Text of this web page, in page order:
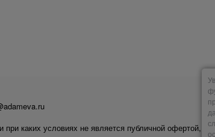
каких условиях не является публичной офертой,